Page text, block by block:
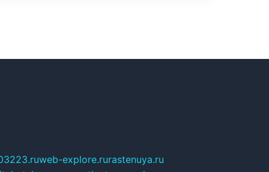
web-explore.rurastenuya.ru